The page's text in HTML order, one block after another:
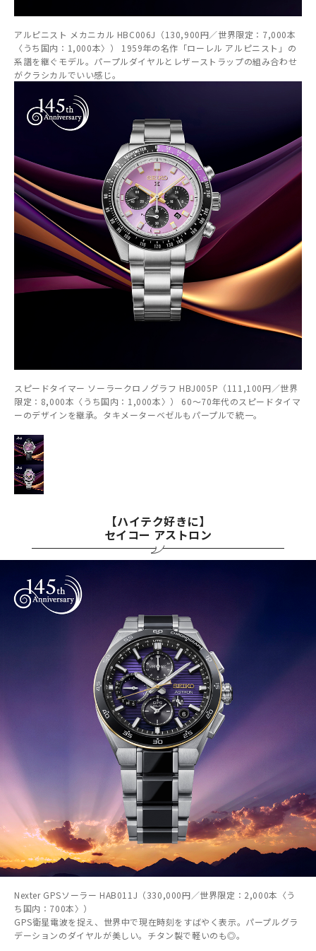
アルピニスト メカニカル HBC006J（130,900円／世界限定：7,000本
〈うち国内：1,000本〉） 1959年の名作「ローレル アルピニスト」の
系譜を継ぐモデル。パープルダイヤルとレザーストラップの組み合わせ
がクラシカルでいい感じ。
スピードタイマー ソーラークロノグラフ HBJ005P（111,100円／世界
限定：8,000本〈うち国内：1,000本〉） 60～70年代のスピードタイマ
ーのデザインを継承。タキメーターベゼルもパープルで統一。
【ハイテク好きに】
セイコー アストロン
Nexter GPSソーラー HAB011J（330,000円／世界限定：2,000本〈う
ち国内：700本〉）
GPS衛星電波を捉え、世界中で現在時刻をすばやく表示。パープルグラ
デーションのダイヤルが美しい。チタン製で軽いのも◎。